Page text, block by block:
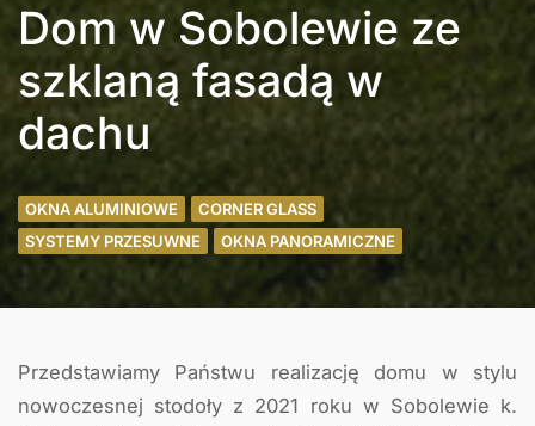
Dom w Sobolewie ze
szklaną fasadą w
dachu
OKNA ALUMINIOWE
CORNER GLASS
SYSTEMY PRZESUWNE
OKNA PANORAMICZNE
Przedstawiamy Państwu realizację domu w stylu
nowoczesnej stodoły z 2021 roku w Sobolewie k.